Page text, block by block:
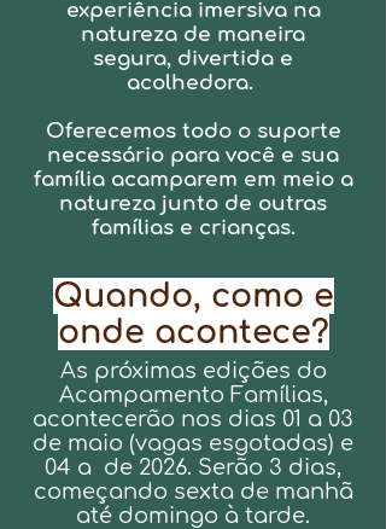
experiência imersiva na
natureza de maneira
segura, divertida e
acolhedora.
Oferecemos todo o suporte
necessário para você e sua
família acamparem em meio a
natureza junto de outras
famílias e crianças.
Quando, como e
onde acontece?
As próximas edições do
Acampamento Famílias,
acontecerão nos dias 01 a 03
de maio (vagas esgotadas) e
04 a de 2026. Serão 3 dias,
começando sexta de manhã
até domingo à tarde.